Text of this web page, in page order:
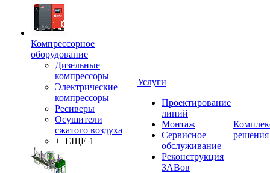
Компрессорное
оборудование
Дизельные
компрессоры
Электрические
компрессоры
Ресиверы
Осушители
сжатого воздуха
+ ЕЩЕ 1
Услуги
Проектирование
линий
Монтаж
Сервисное
обслуживание
Реконструкция
ЗАВов
решения